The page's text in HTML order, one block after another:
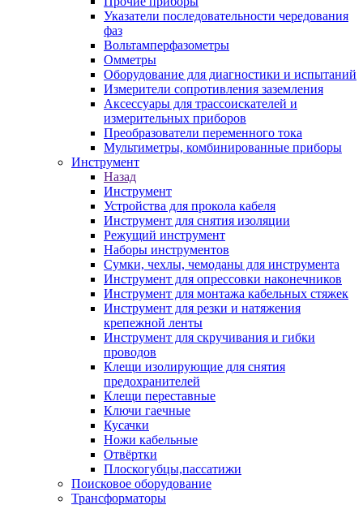
Указатели последовательности чередования
фаз
Вольтамперфазометры
Омметры
Оборудование для диагностики и испытаний
Измерители сопротивления заземления
Аксессуары для трассоискателей и
измерительных приборов
Преобразователи переменного тока
Мультиметры, комбинированные приборы
Инструмент
Назад
Инструмент
Устройства для прокола кабеля
Инструмент для снятия изоляции
Режущий инструмент
Наборы инструментов
Сумки, чехлы, чемоданы для инструмента
Инструмент для опрессовки наконечников
Инструмент для монтажа кабельных стяжек
Инструмент для резки и натяжения
крепежной ленты
Инструмент для скручивания и гибки
проводов
Клещи изолирующие для снятия
предохранителей
Клещи переставные
Ключи гаечные
Кусачки
Ножи кабельные
Отвёртки
Плоскогубцы,пассатижи
Поисковое оборудование
Трансформаторы